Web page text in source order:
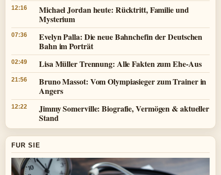
12:16
Michael Jordan heute: Rücktritt, Familie und
Mysterium
07:36
Evelyn Palla: Die neue Bahnchefin der Deutschen
Bahn im Porträt
02:49 Lisa Müller Trennung: Alle Fakten zum Ehe-Aus
21:56
Bruno Massot: Vom Olympiasieger zum Trainer in
Angers
12:22
Jimmy Somerville: Biografie, Vermögen & aktueller
Stand
FUR SIE